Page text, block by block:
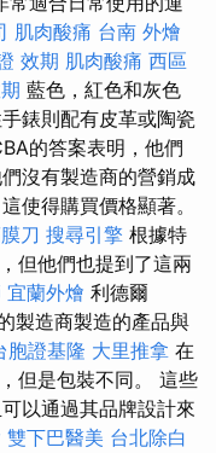
肌肉酸痛 台南 外燴
效期 肌肉酸痛 西區
藍色，紅色和灰色
錶則配有皮革或陶瓷
的答案表明，他們
沒有製造商的營銷成
使得購買價格顯著。
刀 搜尋引擎 根據特
但他們也提到了這兩
宜蘭外燴 利德爾
製造商製造的產品與
胞證基隆 大里推拿 在
但是包裝不同。 這些
以通過其品牌設計來
雙下巴醫美 台北除白